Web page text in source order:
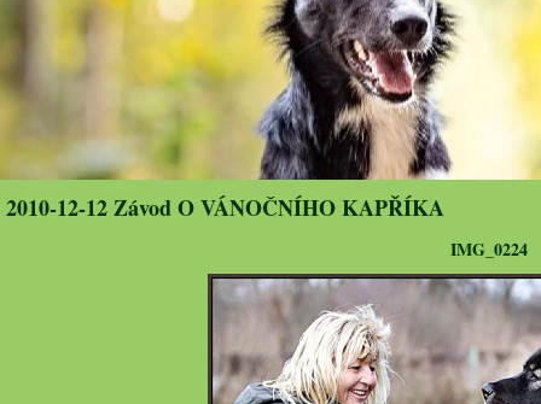
2010-12-12 Závod O VÁNOČNÍHO KAPŘÍKA
IMG_0224